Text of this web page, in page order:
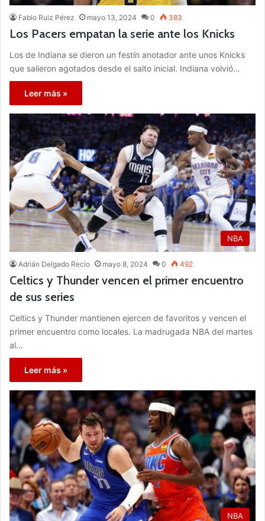
Fabio Ruiz Pérez mayo 13, 2024 0 383
Los Pacers empatan la serie ante los Knicks
Los de Indiana se dieron un festín anotador ante unos Knicks
que salieron agotados desde el salto inicial. Indiana volvió…
Leer más »
NBA
Adrián Delgado Recio mayo 8, 2024 0 492
Celtics y Thunder vencen el primer encuentro
de sus series
Celtics y Thunder mantienen ejercen de favoritos y vencen el
primer encuentro como locales. La madrugada NBA del martes
al…
Leer más »
NBA